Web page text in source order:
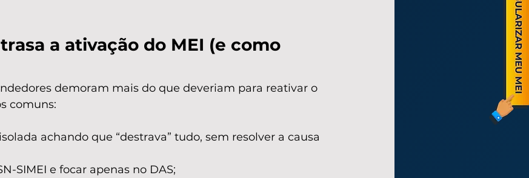
a ativação do MEI (e como
demoram mais do que deveriam para reativar o
comuns:
achando que “destrava” tudo, sem resolver a causa
SIMEI e focar apenas no DAS;